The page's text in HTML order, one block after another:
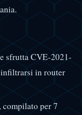
sfrutta CVE-2021-
in router
per 7